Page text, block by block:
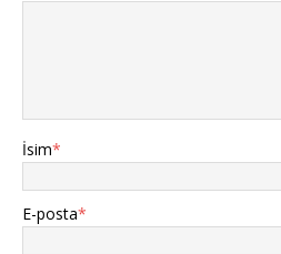
İsim*
E-posta*